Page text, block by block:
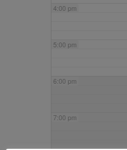
4:00 pm
5:00 pm
6:00 pm
7:00 pm